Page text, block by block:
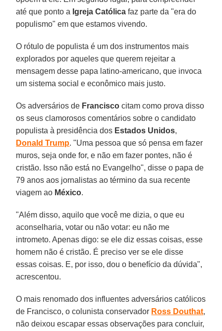
até que ponto a Igreja Católica faz parte da "era do
populismo" em que estamos vivendo.
O rótulo de populista é um dos instrumentos mais
explorados por aqueles que querem rejeitar a
mensagem desse papa latino-americano, que invoca
um sistema social e econômico mais justo.
Os adversários de Francisco citam como prova disso
os seus clamorosos comentários sobre o candidato
populista à presidência dos Estados Unidos,
Donald Trump. "Uma pessoa que só pensa em fazer
muros, seja onde for, e não em fazer pontes, não é
cristão. Isso não está no Evangelho", disse o papa de
79 anos aos jornalistas ao término da sua recente
viagem ao México.
"Além disso, aquilo que você me dizia, o que eu
aconselharia, votar ou não votar: eu não me
intrometo. Apenas digo: se ele diz essas coisas, esse
homem não é cristão. É preciso ver se ele disse
essas coisas. E, por isso, dou o benefício da dúvida",
acrescentou.
O mais renomado dos influentes adversários católicos
de Francisco, o colunista conservador Ross Douthat,
não deixou escapar essas observações para concluir,